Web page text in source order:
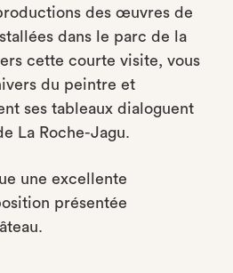
des œuvres de
dans le parc de la
cette courte visite, vous
du peintre et
ses tableaux dialoguent
La Roche-Jagu.
une excellente
présentée